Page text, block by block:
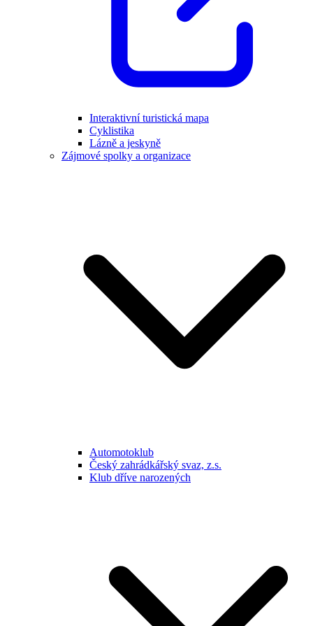
Interaktivní turistická mapa
Cyklistika
Lázně a jeskyně
Zájmové spolky a organizace
Automotoklub
Český zahrádkářský svaz, z.s.
Klub dříve narozených